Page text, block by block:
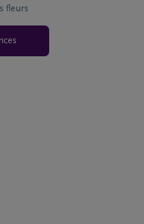
fleurs